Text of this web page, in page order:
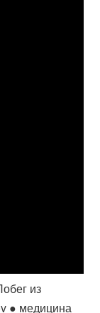
из
● медицина